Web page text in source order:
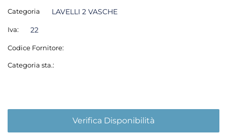
Categoria LAVELLI 2 VASCHE
Iva: 22
Codice Fornitore:
Categoria sta.:
Verifica Disponibilità